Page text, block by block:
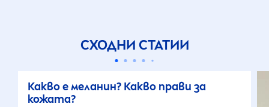
СХОДНИ СТАТИИ
Какво е меланин? Какво прави за
кожата?